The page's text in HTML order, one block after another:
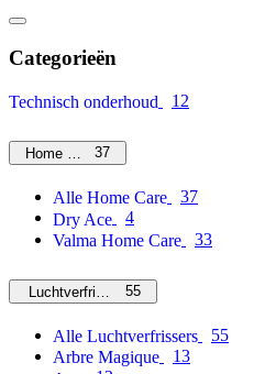
Categorieën
Technisch onderhoud 12
Home Care37
Alle Home Care
37
Dry Ace
4
Valma Home Care
33
Luchtverfrissers55
Alle Luchtverfrissers
55
Arbre Magique
13